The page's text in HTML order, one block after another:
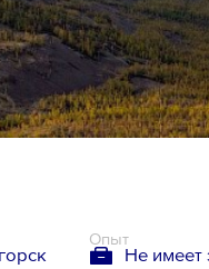
Опыт
Не имеет